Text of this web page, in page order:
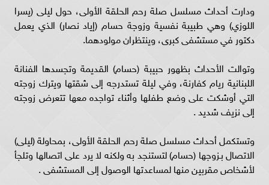
ودارت أحداث مسلسل صلة رحم الحلقة الأولى، حول ليلى (يسرا
اللوزي) وهي طبيبة نفسية وزوجة حسام (إياد نصار) الذي يعمل
دكتور في مستشفى كبرى، وينتظران مولودهما.
وتوالت الأحداث بظهور حبيبة (حسام) القديمة وتجسدها الفنانة
اللبنانية ريام كفارنة، وفي ليلة تستدرجه إلى شقتها ويترك زوجته
التي أوشكت على وضع طفلها وأثناء تواجده معها تتعرض زوجته
إلى نزيف شديد .
وتستكمل أحداث مسلسل صلة رحم الحلقة الأولى، بمحاولة (ليلى)
الاتصال بـزوجها (حسام) لتستنجد به ولكنه لا يرد على اتصالها وتلجأ
لأشخاص مقربين منها لمساعدتها الوصول إلى المستشفى .